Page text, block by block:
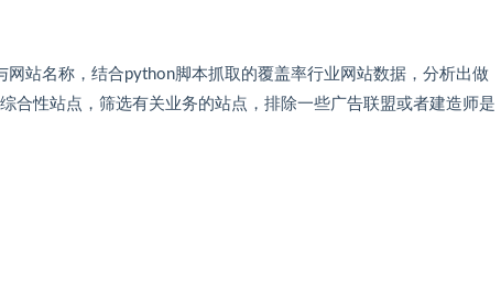
站名称，结合python脚本抓取的覆盖率行业网站数据，分析出做
合性站点，筛选有关业务的站点，排除一些广告联盟或者建造师是